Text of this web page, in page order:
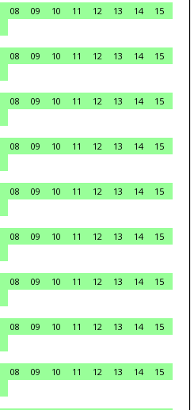
08 09 10 11 12 13 14
15
08 09 10 11 12 13 14
15
08 09 10 11 12 13 14
15
08 09 10 11 12 13 14
15
08 09 10 11 12 13 14
15
08 09 10 11 12 13 14
15
08 09 10 11 12 13 14
15
08 09 10 11 12 13 14
15
08 09 10 11 12 13 14
15